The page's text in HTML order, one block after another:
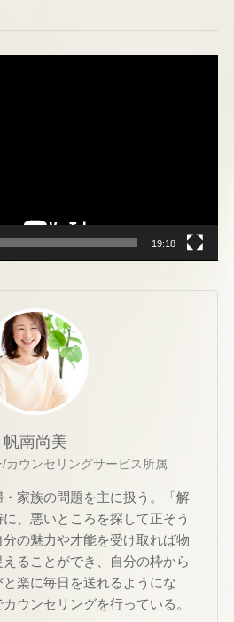
19:18
帆南尚美
カウンセリングサービス所属
家族の問題を主に扱う。「解
、悪いところを探して正そう
の魅力や才能を受け取れば物
ることができ、自分の枠から
楽に毎日を送れるようにな
ウンセリングを行っている。